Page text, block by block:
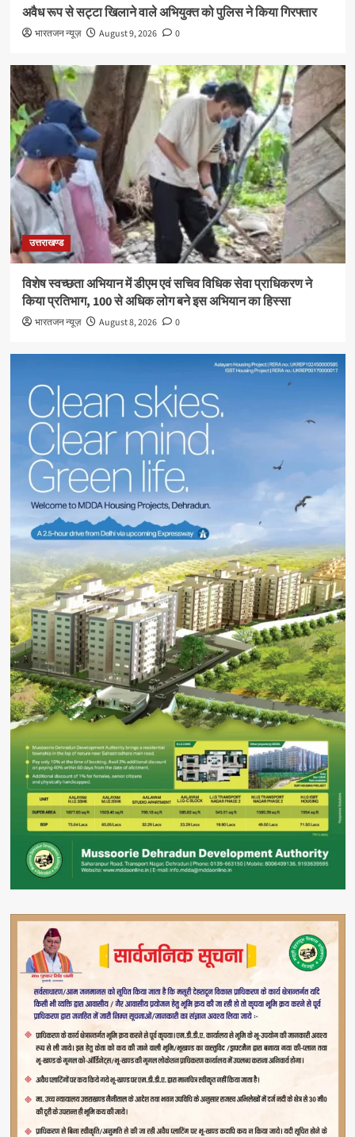
अवैध रूप से सट्टा खिलाने वाले अभियुक्त को पुलिस ने किया गिरफ्तार
भारतजन न्यूज़ August 9, 2026 0
उत्तराखण्ड
विशेष स्वच्छता अभियान में डीएम एवं सचिव विधिक सेवा प्राधिकरण ने
किया प्रतिभाग, 100 से अधिक लोग बने इस अभियान का हिस्सा
भारतजन न्यूज़ August 8, 2026 0